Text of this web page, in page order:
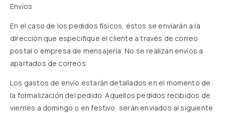
Envíos
En el caso de los pedidos físicos, éstos se enviarán a la
dirección que especifique el cliente a través de correo
postal o empresa de mensajería. No se realizan envíos a
apartados de correos.
Los gastos de envío estarán detallados en el momento de
la formalización del pedido. Aquellos pedidos recibidos de
viernes a domingo o en festivo, serán enviados al siguiente